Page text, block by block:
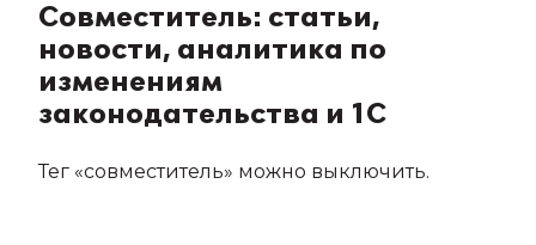
Совместитель: статьи,
новости, аналитика по
изменениям
законодательства и 1С
Тег «совместитель» можно выключить.